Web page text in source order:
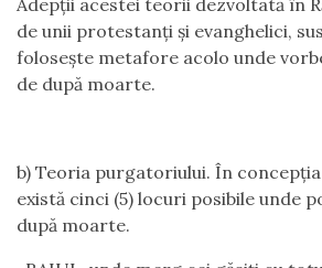
Adepții acestei teorii dezvoltată în
de unii protestanți și evanghelici,
folosește metafore acolo unde
de după moarte.
b) Teoria purgatoriului. În
există cinci (5) locuri posibile unde
după moarte.